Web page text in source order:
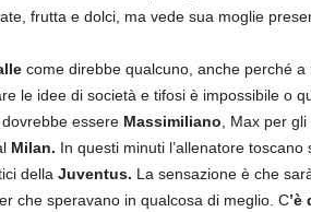
frutta e dolci, ma vede sua moglie
come direbbe qualcuno, anche perché
le idee di società e tifosi è impossibile o
essere Massimiliano , Max per gli
Milan. In questi minuti l’allenatore
della Juventus. La sensazione è che
che speravano in qualcosa di meglio. C’è